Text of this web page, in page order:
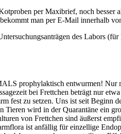
per Maxibrief, noch besser
man per E-Mail innerhalb
des Labors
prophylaktisch entwurmen! Nur
bei Frettchen beträgt nur
fest zu setzen. Uns ist seit Beginn
Tieren wird in der Quarantäne ein
von Frettchen sind äußerst
ist anfällig für einzellige